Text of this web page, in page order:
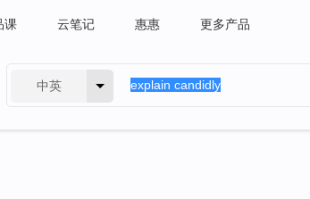
课 云笔记 惠惠 更多产品
中英